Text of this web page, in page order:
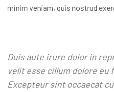
minim veniam, quis nostrud
Duis aute irure dolor in
velit esse cillum dolore eu
Excepteur sint occaecat